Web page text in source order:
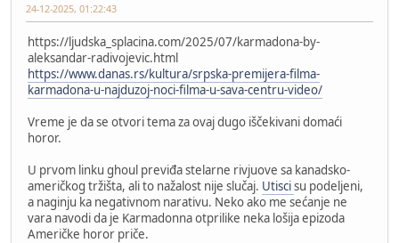
24-12-2025, 01:22:43
https://ljudska_splacina.com/2025/07/karmadona-by-
aleksandar-radivojevic.html
https://www.danas.rs/kultura/srpska-premijera-filma-
karmadona-u-najduzoj-noci-filma-u-sava-centru-video/
Vreme je da se otvori tema za ovaj dugo iščekivani domaći
horor.
U prvom linku ghoul previđa stelarne rivjuove sa kanadsko-
američkog tržišta, ali to nažalost nije slučaj. Utiscisu podeljeni,
a naginju ka negativnom narativu. Neko ako me sećanje ne
vara navodi da je Karmadonna otprilike neka lošija epizoda
Američke horor priče.